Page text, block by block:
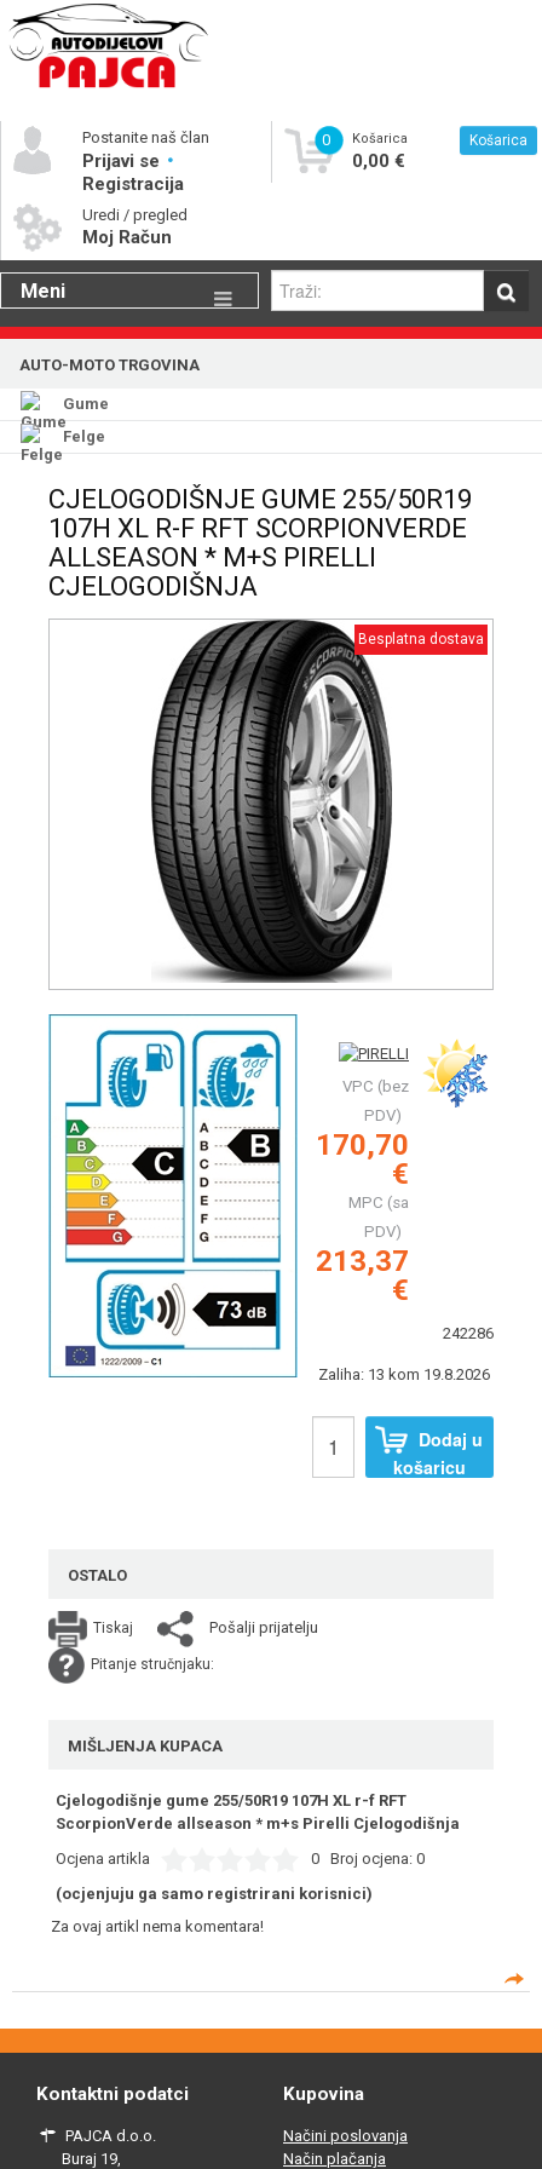
Postanite naš član
Prijavi se
Registracija
Uredi / pregled
Moj Račun
0 Košarica
0,00 €
Košarica
Meni
Gume
Katalog rezervnih dijelova
AUTO-MOTO TRGOVINA
Gume
Felge
CJELOGODIŠNJE GUME 255/50R19
107H XL R-F RFT SCORPIONVERDE
ALLSEASON * M+S PIRELLI
CJELOGODIŠNJA
Besplatna dostava
VPC (bez
PDV)
170,70
€
MPC (sa
PDV)
213,37
€
242286
Zaliha: 13 kom 19.8.2026
Dodaj u
košaricu
OSTALO
Tiskaj Pošalji prijatelju
Pitanje stručnjaku:
MIŠLJENJA KUPACA
Cjelogodišnje gume 255/50R19 107H XL r-f RFT
ScorpionVerde allseason * m+s Pirelli Cjelogodišnja
Ocjena artikla
0 Broj ocjena: 0
(ocjenjuju ga samo registrirani korisnici)
Za ovaj artikl nema komentara!
Kontaktni podatci
PAJCA d.o.o.
Buraj 19,
Kupovina
Načini poslovanja
Način plačanja